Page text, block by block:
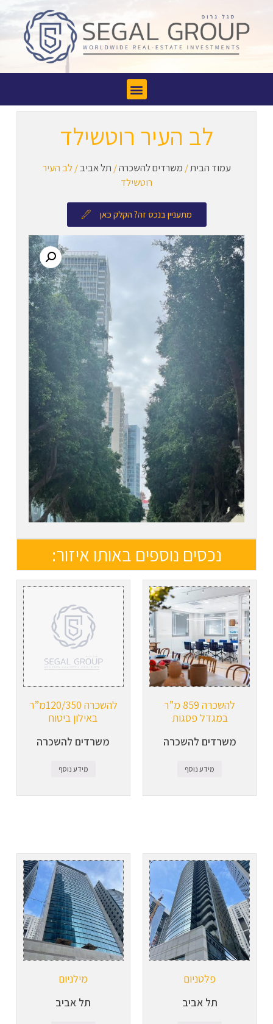
לב העיר רוטשילד
עמוד הבית/ משרדים להשכרה/ תל אביב/ לב העיר
רוטשילד
מתעניין בנכס זה? הקלק כאן
נכסים נוספים באותו איזור:
להשכרה 859 מ”ר
במגדל פסגות
משרדים להשכרה
מידע נוסף
להשכרה 120/350מ”ר
באילון ביטוח
משרדים להשכרה
מידע נוסף
פלטניום
תל אביב
מילניום
תל אביב